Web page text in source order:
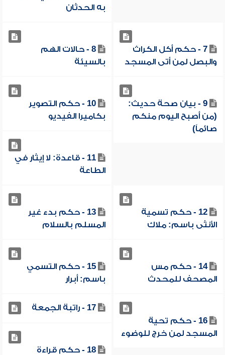
به الحدثان
7 - حكم أكل الكراث
والبصل لمن أتى المسجد
8 - حالات الهم
بالسيئة
9 - بيان صحة حديث:
(من أصبح اليوم منكم
صائماً)
10 - حكم التصوير
بكاميرا الفيديو
11 - قاعدة: لا إيثار في
الطاعة
12 - حكم تسمية
الأنثى باسم: ملاك
13 - حكم بدء غير
المسلم بالسلام
14 - حكم مس
المصحف للمحدث
15 - حكم التسمي
باسم: أبرار
16 - حكم تحية
المسجد لمن خرج للوضوء
17 - راتبة الجمعة
18 - حكم قراءة